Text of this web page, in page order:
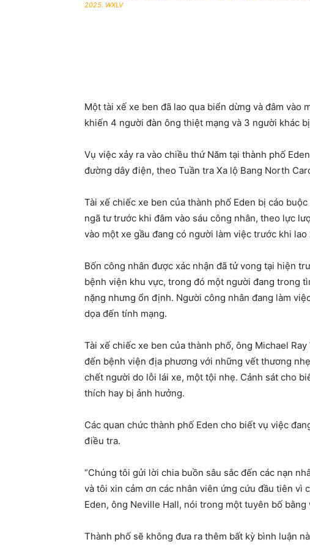
2025. WXLV
Một tài xế xe ben đã lao qua biển dừng và đâm
khiến 4 người đàn ông thiệt mạng và 3 người khác
Vụ việc xảy ra vào chiều thứ Năm tại thành phố
đường dây điện, theo Tuần tra Xa lộ Bang North
Tài xế chiếc xe ben của thành phố Eden bị cáo
ngã tư trước khi đâm vào sáu công nhân, theo lực
vào một xe gầu đang có người làm việc trước khi
Bốn công nhân được xác nhận đã tử vong tại hiện
bệnh viện khu vực, trong đó một người đang trong
nặng nhưng ổn định. Người công nhân đang làm
dọa đến tính mạng.
Tài xế chiếc xe ben của thành phố, ông Michael
đến bệnh viện địa phương với những vết thương
chết người do lỗi lái xe, một tội nhẹ. Cảnh sát cho
thích hay bị ảnh hưởng.
Các quan chức thành phố Eden cho biết vụ việc
điều tra.
“Chúng tôi gửi lời chia buồn sâu sắc đến các nạn
và tôi xin cảm ơn các nhân viên ứng cứu đầu tiên vì
Eden, ông Neville Hall, nói trong một tuyên bố bằng
Thành phố sẽ không đưa ra thêm bất kỳ bình luận